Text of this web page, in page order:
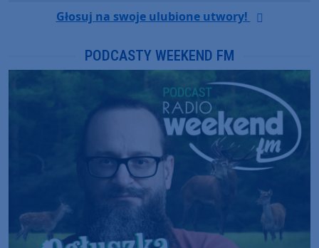
Głosuj na swoje ulubione utwory!
PODCASTY WEEKEND FM